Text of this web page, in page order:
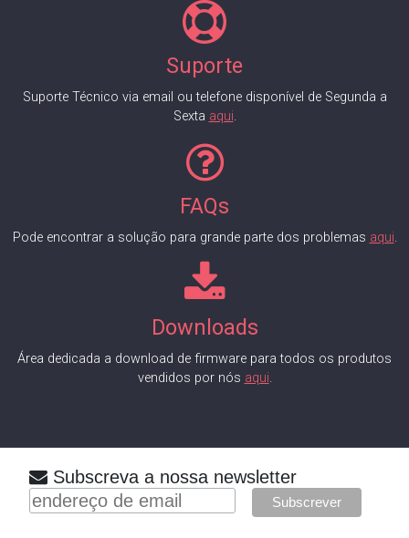
Suporte
Suporte Técnico via email ou telefone disponível de Segunda a
Sexta aqui.
FAQs
Pode encontrar a solução para grande parte dos problemas aqui.
Downloads
Área dedicada a download de firmware para todos os produtos
vendidos por nós aqui.
Subscreva a nossa newsletter